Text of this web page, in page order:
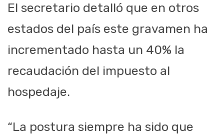
El secretario detalló que en otros
estados del país este gravamen ha
incrementado hasta un 40% la
recaudación del impuesto al
hospedaje.
“La postura siempre ha sido que